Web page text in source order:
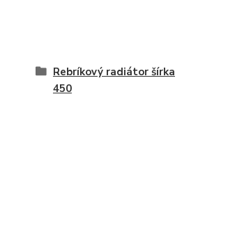
Rebríkový radiátor šírka
450